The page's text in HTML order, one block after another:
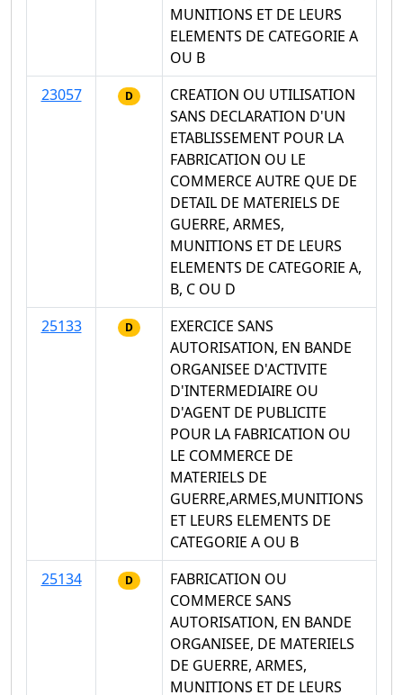
MUNITIONS ET DE LEURS
ELEMENTS DE CATEGORIE A
OU B
23057
D
CREATION OU UTILISATION
SANS DECLARATION D'UN
ETABLISSEMENT POUR LA
FABRICATION OU LE
COMMERCE AUTRE QUE DE
DETAIL DE MATERIELS DE
GUERRE, ARMES,
MUNITIONS ET DE LEURS
ELEMENTS DE CATEGORIE A,
B, C OU D
25133
D
EXERCICE SANS
AUTORISATION, EN BANDE
ORGANISEE D'ACTIVITE
D'INTERMEDIAIRE OU
D'AGENT DE PUBLICITE
POUR LA FABRICATION OU
LE COMMERCE DE
MATERIELS DE
GUERRE,ARMES,MUNITIONS
ET LEURS ELEMENTS DE
CATEGORIE A OU B
25134
D
FABRICATION OU
COMMERCE SANS
AUTORISATION, EN BANDE
ORGANISEE, DE MATERIELS
DE GUERRE, ARMES,
MUNITIONS ET DE LEURS